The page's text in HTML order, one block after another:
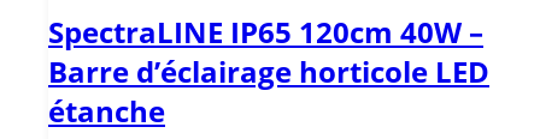
SpectraLINE IP65 120cm 40W –
Barre d’éclairage horticole LED
étanche